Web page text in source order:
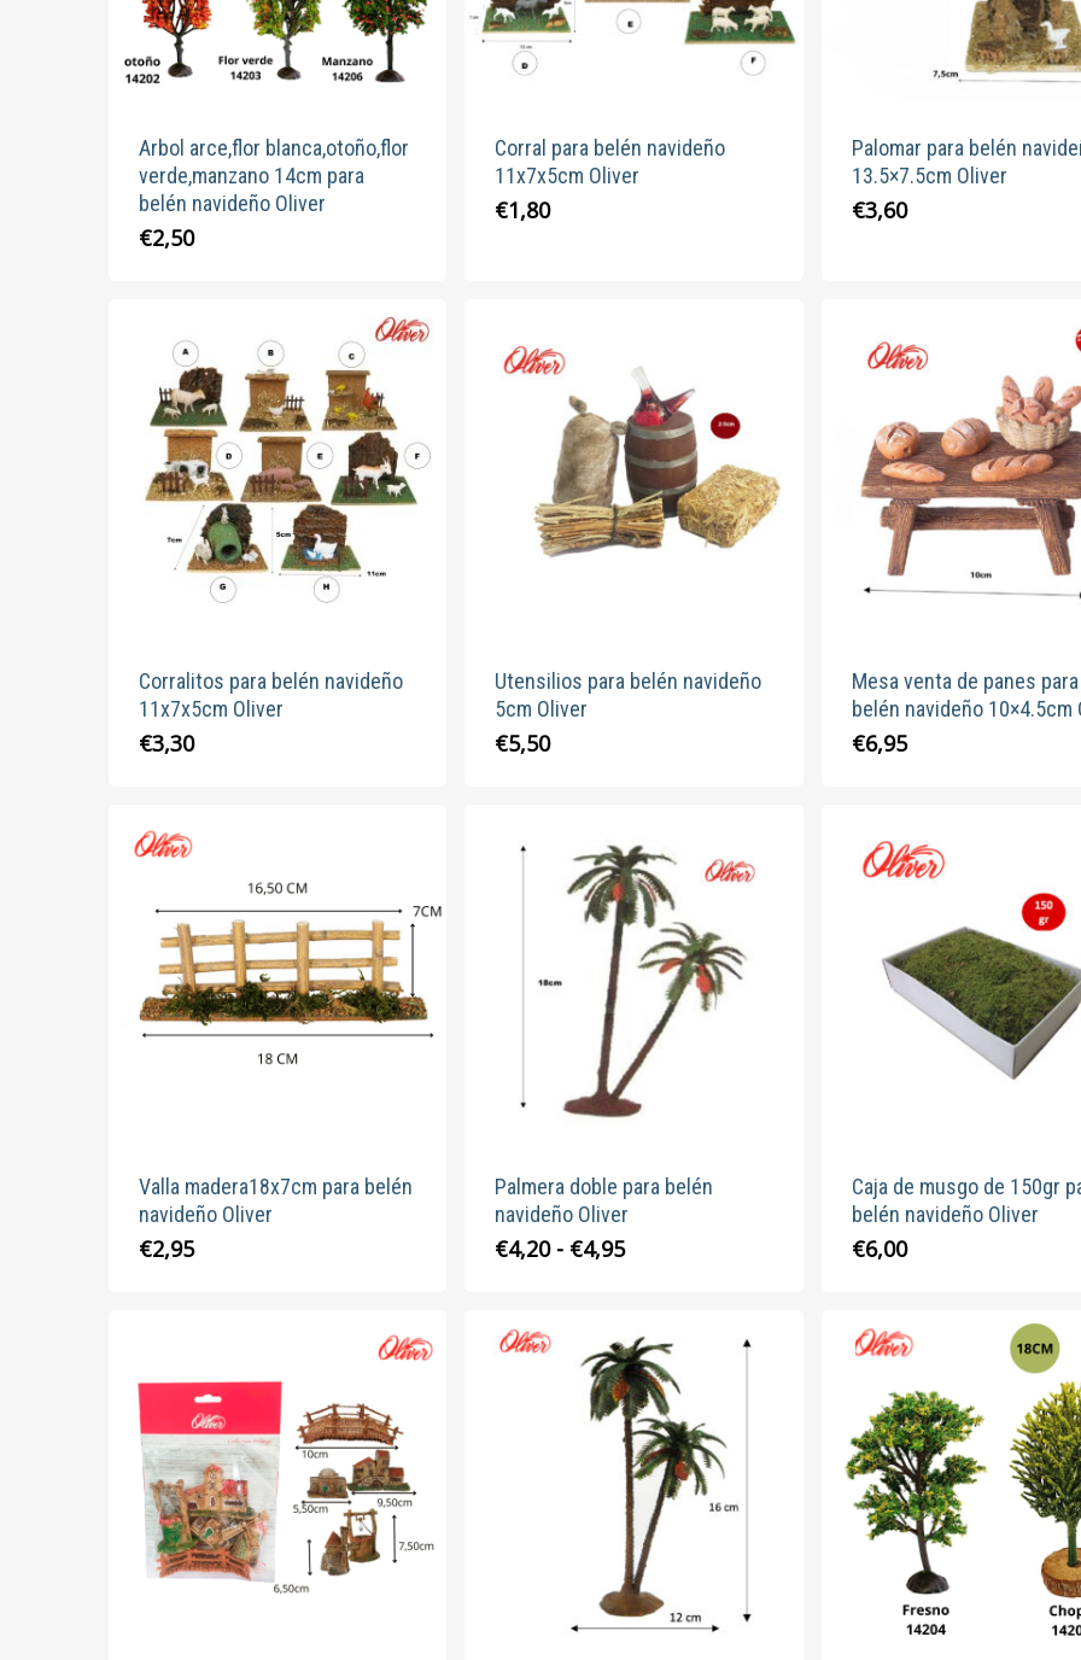
en
página
producto
producto
Arbol arce,flor blanca,otoño,flor
verde,manzano 14cm para
belén navideño Oliver
€2,50
múltiples
variantes.
Las
opciones
se
pueden
elegir
en
la
página
producto
Corral para belén navideño
11x7x5cm Oliver
€1,80
opciones
se
pueden
elegir
en
Palomar para belén
13.5×7.5cm Oliver
€3,60
Corralitos para belén navideño
11x7x5cm Oliver
€3,30
Las
opciones
se
pueden
elegir
producto
Utensilios para belén navideño
5cm Oliver
€5,50
Mesa venta de panes para
belén navideño 10×4.5cm
€6,95
Valla madera18x7cm para belén
navideño Oliver
€2,95
Palmera doble para belén
navideño Oliver
€4,20 - €4,95Rango
€4,20
hasta
€4,95
múltiples
variantes.
Las
opciones
se
pueden
página
Caja de musgo de 150gr
belén navideño Oliver
€6,00